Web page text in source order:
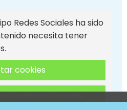
Redes Sociales ha sido
necesita tener
cookies
de Redes Sociales